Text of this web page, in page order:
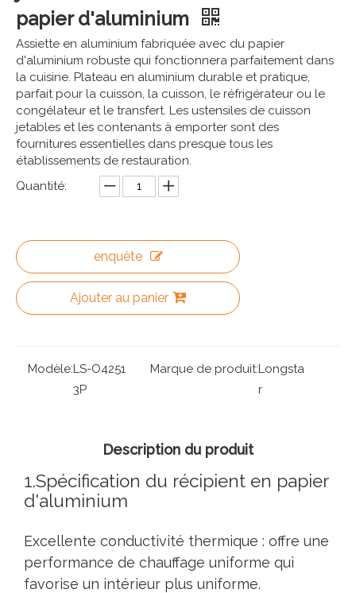
papier d'aluminium
Assiette en aluminium fabriquée avec du papier
d'aluminium robuste qui fonctionnera parfaitement dans
la cuisine. Plateau en aluminium durable et pratique,
parfait pour la cuisson, la cuisson, le réfrigérateur ou le
congélateur et le transfert. Les ustensiles de cuisson
jetables et les contenants à emporter sont des
fournitures essentielles dans presque tous les
établissements de restauration.
Quantité:
enquête
Ajouter au panier
Modèle:LS-O4251
3P
Marque de produit:Longsta
r
Description du produit
1.Spécification du récipient en papier
d'aluminium
Excellente conductivité thermique : offre une
performance de chauffage uniforme qui
favorise un intérieur plus uniforme.